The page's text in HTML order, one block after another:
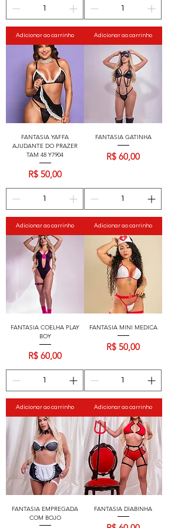
Adicionar ao carrinho Adicionar ao carrinho
FANTASIA YAFFA
AJUDANTE DO PRAZER
TAM 48 Y7904
Preço
R$ 50,00
Adicionar ao carrinho
FANTASIA GATINHA
Preço
R$ 60,00
Adicionar ao carrinho
FANTASIA COELHA PLAY
BOY
Preço
R$ 60,00
Adicionar ao carrinho
FANTASIA MINI MEDICA
Preço
R$ 50,00
Adicionar ao carrinho
FANTASIA EMPREGADA
COM BOJO
FANTASIA DIABINHA